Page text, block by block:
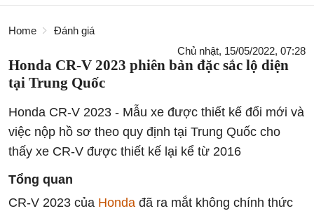
Home
Đánh giá
Chủ nhật, 15/05/2022, 07:28
Honda CR-V 2023 phiên bản đặc sắc lộ diện
tại Trung Quốc
Honda CR-V 2023 - Mẫu xe được thiết kế đổi mới và
việc nộp hồ sơ theo quy định tại Trung Quốc cho
thấy xe CR-V được thiết kế lại kể từ 2016
Tổng quan
CR-V 2023 của Honda đã ra mắt không chính thức